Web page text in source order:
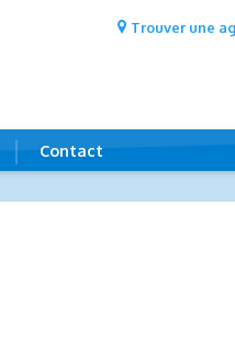
Trouver une
Contact